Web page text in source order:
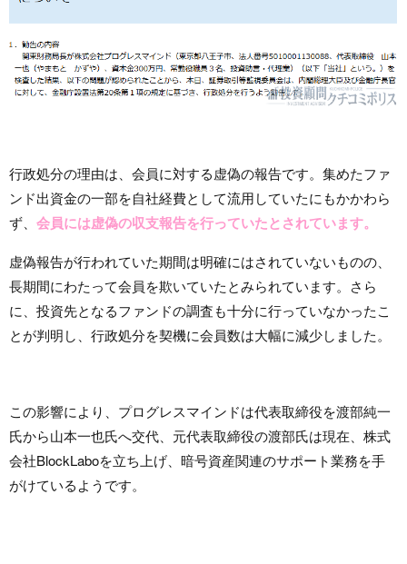
行政処分の理由は、会員に対する虚偽の報告です。集めたファ
ンド出資金の一部を自社経費として流用していたにもかかわら
ず、 会員には虚偽の収支報告を行っていたとされています。
虚偽報告が行われていた期間は明確にはされていないものの、
長期間にわたって会員を欺いていたとみられています。さら
に、投資先となるファンドの調査も十分に行っていなかったこ
とが判明し、行政処分を契機に会員数は大幅に減少しました。
この影響により、プログレスマインドは代表取締役を渡部純一
氏から山本一也氏へ交代、元代表取締役の渡部氏は現在、株式
会社BlockLaboを立ち上げ、暗号資産関連のサポート業務を手
がけているようです。